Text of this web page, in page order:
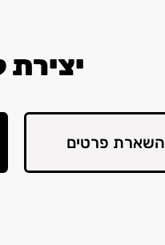
השארת פרטים